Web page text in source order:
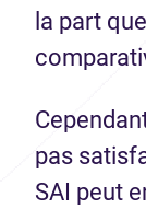
la part
pas
SAI peut